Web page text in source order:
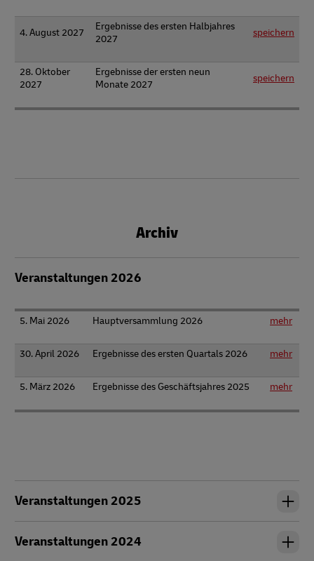
4. August 2027
Ergebnisse des ersten Halbjahres
2027
speichern
28. Oktober
2027
Ergebnisse der ersten neun
Monate 2027
speichern
Archiv
Veranstaltungen 2026
5. Mai 2026 Hauptversammlung 2026 mehr
30. April 2026 Ergebnisse des ersten Quartals 2026 mehr
5. März 2026 Ergebnisse des Geschäftsjahres 2025 mehr
Veranstaltungen 2025
Veranstaltungen 2024